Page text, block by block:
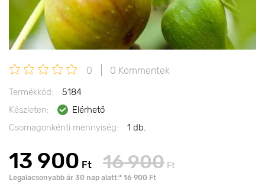
0 0 Kommentek
Termékkód:
5184
Készleten:
Elérhető
Csomagonkénti mennyiség:
1 db.
13 900 Ft 16 900 Ft
Legalacsonyabb ár 30 nap alatt:* 16 900 Ft